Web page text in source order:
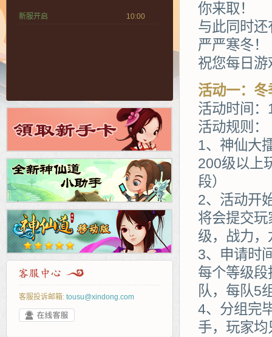
新服开启 10:00
客服投诉邮箱: tousu@xindong.com
你来取！
与此同时
严严寒冬！
祝您每日
活动一：
活动时间
活动规则：
1、神仙大
200级以上
段）
2、活动开
将会提交
级，战力
3、申请时
每个等级
队，每队5
4、分组完
手，玩家